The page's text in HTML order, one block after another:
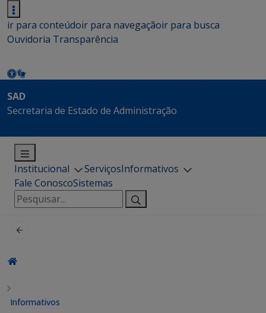
ir para conteúdoir para navegaçãoir para busca
Ouvidoria Transparência
SAD
Secretaria de Estado de Administração
Institucional ServiçosInformativos
Fale ConoscoSistemas
Pesquisar
por:
Informativos